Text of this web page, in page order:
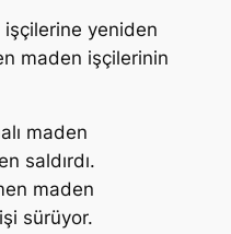
işçilerine yeniden
maden işçilerinin
maden
saldırdı.
maden
sürüyor.